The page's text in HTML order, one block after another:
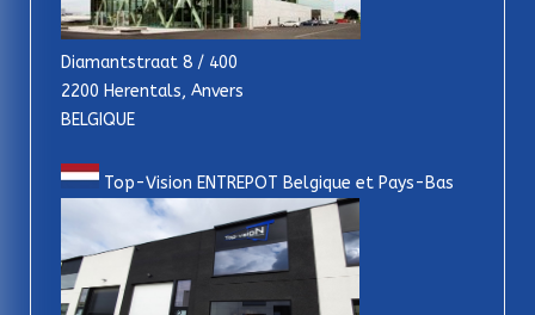
Diamantstraat 8 / 400
2200 Herentals, Anvers
BELGIQUE
Top-Vision ENTREPOT Belgique et Pays-Bas